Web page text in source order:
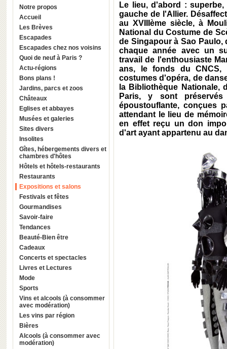
Notre propos
Accueil
Les Brèves
Escapades
Escapades chez nos voisins
Quoi de neuf à Paris ?
Actu-régions
Bons plans !
Jardins, parcs et zoos
Châteaux
Eglises et abbayes
Musées et galeries
Sites divers
Insolites
Gîtes, hébergements divers et
chambres d'hôtes
Hôtels et hôtels-restaurants
Restaurants
Expositions et salons
Festivals et fêtes
Gourmandises
Savoir-faire
Tendances
Beauté-Bien être
Cadeaux
Concerts et spectacles
Livres et Lectures
Mode
Sports
Vins et alcools (à consommer
avec modération)
Les vins par région
Bières
Alcools (à consommer avec
modération)
Le lieu, d'abord :
gauche de l'Allier.
au XVIIIème siècle, à
National du Costume de
de Singapour à Sao
chaque année avec un
travail de l'enthousiaste
ans, le fonds du CNCS,
costumes d'opéra, de
la Bibliothèque Nationale,
Paris, y sont
époustouflante, conçues
attendant le lieu de
en effet reçu un don
d'art ayant appartenu au